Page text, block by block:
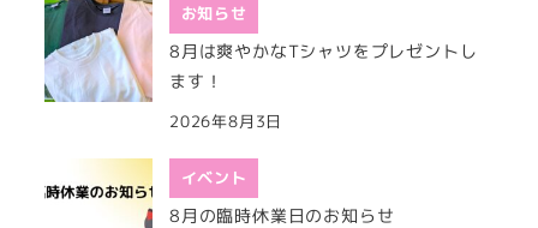
お知らせ
8月は爽やかなTシャツをプレゼントし
ます！
2026年8月3日
イベント
8月の臨時休業日のお知らせ